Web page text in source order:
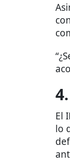
El
lo